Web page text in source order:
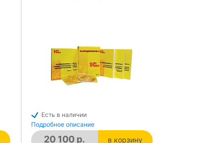
Есть в наличии
Подробное описание
20 100 р. в корзину